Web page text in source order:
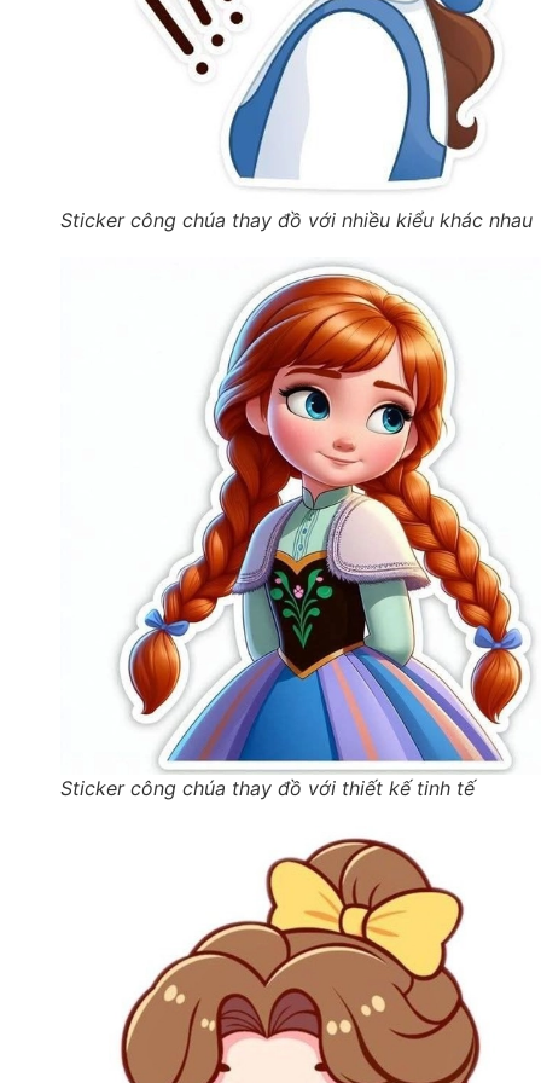
Sticker công chúa thay đồ với nhiều kiểu khác nhau
Sticker công chúa thay đồ với thiết kế tinh tế